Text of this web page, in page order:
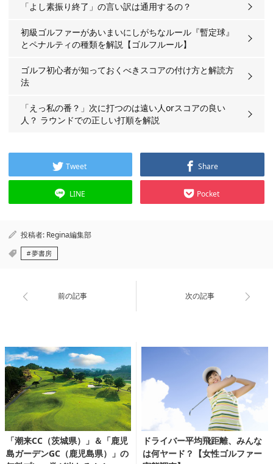
「よし素振り終了」の言い訳は通用するの？
初級ゴルファーがあいまいにしがちなルール『暫定球』
とペナルティの種類を解説【ゴルフルール】
ゴルフ初心者が知っておくべきスコアの付け方と解読方
法
「えっ私の番？」次に打つのは遠い人orスコアの良い
人？ ラウンドでの正しい打順を解説
Tweet Share
LINE Pocket
投稿者: Regina編集部
夢書房
前の記事 次の記事
「潮来CC（茨城県）」＆「鹿児
島ガーデンGC（鹿児島県）」の
ドライバー平均飛距離、みんな
は何ヤード？【女性ゴルファー